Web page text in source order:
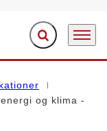
Fold søgefelt ud
Menu
og klima -